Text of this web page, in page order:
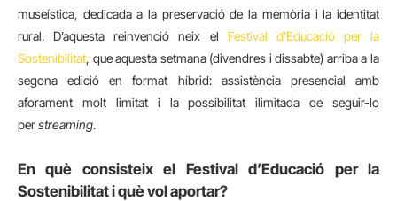
museística, dedicada a la preservació de la memòria i la identitat
rural. D’aquesta reinvenció neix el Festival d’Educació per la
Sostenibilitat, que aquesta setmana (divendres i dissabte) arriba a la
segona edició en format híbrid: assistència presencial amb
aforament molt limitat i la possibilitat ilimitada de seguir-lo
perstreaming.
En què consisteix el Festival d’Educació per la
Sostenibilitat i què vol aportar?